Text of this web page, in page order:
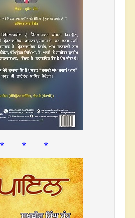
* * *